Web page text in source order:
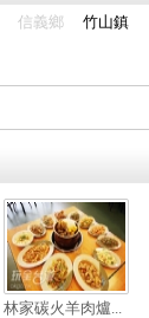
信義鄉
竹山鎮
林家碳火羊肉爐...